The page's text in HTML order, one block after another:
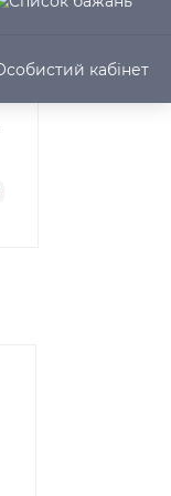
Крем
BelVere